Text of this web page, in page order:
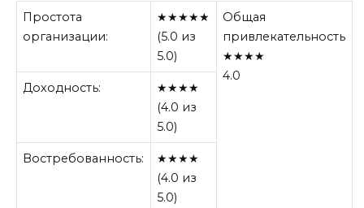
Простота
организации:
★★★★★
(5.0 из
5.0)
Общая
привлекательность
★★★★
4.0
Доходность:
★★★★
(4.0 из
5.0)
Востребованность:
★★★★
(4.0 из
5.0)